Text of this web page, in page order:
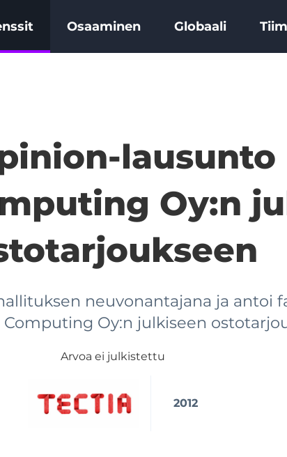
Osaaminen Globaali
Oy:n
neuvonantajana ja antoi
Oy:n julkiseen
Arvoa ei julkistettu
2012